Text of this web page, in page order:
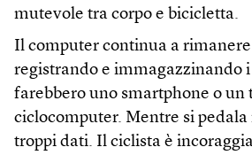
mutevole tra corpo e bicicletta.
Il computer continua a
registrando e immagazzinando
farebbero uno smartphone o un
ciclocomputer. Mentre si pedala
troppi dati. Il ciclista è